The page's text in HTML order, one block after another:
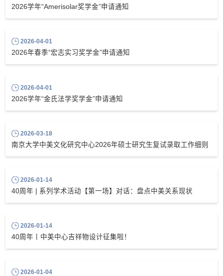
2026学年“Amerisolar奖学金”申请通知
2026-04-01
2026年春季“宏志实习奖学金”申请通知
2026-04-01
2026学年“金氏法学奖学金”申请通知
2026-03-18
南京大学中美文化研究中心2026年硕士研究生复试录取工作细则
2026-01-14
40周年 | 系列学术活动【第一场】对话：盘点中美关系现状
2026-01-14
40周年丨中美中心吉祥物设计征集啦！
2026-01-04